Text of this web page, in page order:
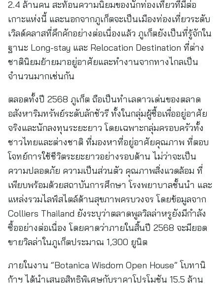
2.4 ล้านคน สะท้อนความนิยมของนักท่องเที่ยวที่มีต่อ
เกาะแห่งนี้ และนอกจากภูเก็ตจะเป็นเมืองท่องเที่ยวระดับ
เวิลด์คลาสที่คึกคักอย่างต่อเนื่องแล้ว ภูเก็ตยังเป็นที่รู้จักใน
ฐานะ Long-stay และ Relocation Destination ที่ต่าง
ชาตินิยมย้ายมาอยู่อาศัยและทำงานจากทางไกลเป็น
จำนวนมากเช่นกัน
ตลอดทั้งปี 2568 ภูเก็ต ถือเป็นทำเลดาวเด่นของตลาด
อสังหาริมทรัพย์ระดับลักชัวรี ทั้งในกลุ่มผู้ซื้อเพื่ออยู่อาศัย
จริงและนักลงทุนระยะยาว โดยเฉพาะกลุ่มครอบครัวทั้ง
ชาวไทยและต่างชาติ ที่มองหาที่อยู่อาศัยคุณภาพ ที่ตอบ
โจทย์การใช้ชีวิตระยะยาวอย่างรอบด้าน ไม่ว่าจะเป็น
ความปลอดภัย ความเป็นส่วนตัว คุณภาพสิ่งแวดล้อม ที่
เพียบพร้อมด้วยสถาบันการศึกษา โรงพยาบาลชั้นนำ และ
แหล่งรวมไลฟ์สไตล์ด้านสุขภาพครบวงจร โดยข้อมูลจาก
Colliers Thailand ยังระบุว่าตลาดพูลวิลล่าหรูยังมีกำลัง
ซื้ออย่างต่อเนื่อง โดยคาดว่าภายในสิ้นปี 2568 จะมียอด
ขายวิลล่าในภูเก็ตประมาณ 1,300 ยูนิต
ภายในงาน “Botanica Wisdom Open House” โบทานิ
ก้าฯ ได้นำเสนอสิทธิพิเศษกับราคาโปรโมชัน 15.5 ล้าน